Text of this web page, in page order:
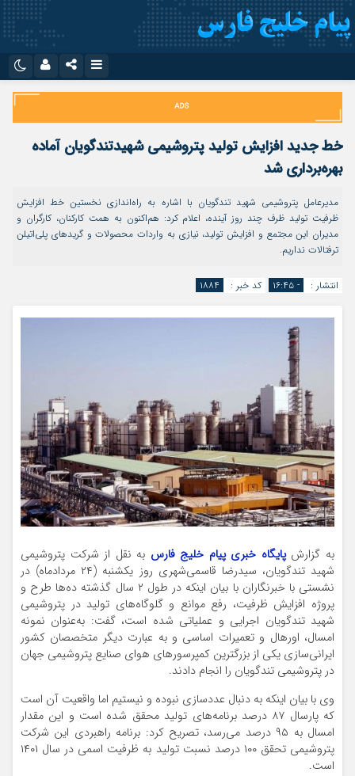
اینستاگرام
تلگرام
سروش
ایتا
آپارات
نام کاربری یا نشانی ایمیل
مرا به خاطر بسپار
خط جدید افزایش تولید پتروشیمی شهیدتندگویان آماده
بهره‌برداری شد
مدیرعامل پتروشیمی شهید تندگویان با اشاره به راه‌اندازی نخستین خط افزایش
ظرفیت تولید ظرف چند روز آینده، اعلام کرد: هم‌اکنون به همت کارکنان، کارگران و
مدیران این مجتمع و افزایش تولید، نیازی به واردات محصولات و گریدهای پلی‌اتیلن
ترفتالات نداریم.
انتشار : - ۱۶:۴۵ کد خبر : ۱۸۸۴
به گزارش پایگاه خبری پیام خلیج فارس به نقل از شرکت پتروشیمی
شهید تندگویان، سیدرضا قاسمی‌شهری روز یکشنبه (۲۴ مردادماه) در
نشستی با خبرنگاران با بیان اینکه در طول ۲ سال گذشته ده‌ها طرح و
پروژه افزایش ظرفیت، رفع موانع و گلوگاه‌های تولید در پتروشیمی
شهید تندگویان اجرایی و عملیاتی شده است، گفت: به‌عنوان نمونه
امسال، اورهال و تعمیرات اساسی و به عبارت دیگر متخصصان کشور
ایرانی‌سازی یکی از بزرگترین کمپرسورهای هوای صنایع پتروشیمی جهان
در پتروشیمی تندگویان را انجام دادند.
وی با بیان اینکه به دنبال عددسازی نبوده و نیستیم اما واقعیت آن است
که پارسال ۸۷ درصد برنامه‌های تولید محقق شده است و این مقدار
امسال به ۹۵ درصد می‌رسد، تصریح کرد: برنامه راهبردی این شرکت
پتروشیمی تحقق ۱۰۰ درصد نسبت تولید به ظرفیت اسمی در سال ۱۴۰۱
است.